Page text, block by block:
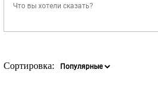
Сортировка: